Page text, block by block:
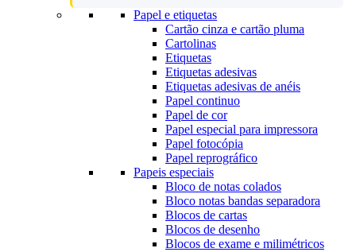
Papel e etiquetas
Cartão cinza e cartão pluma
Cartolinas
Etiquetas
Etiquetas adesivas
Etiquetas adesivas de anéis
Papel continuo
Papel de cor
Papel especial para impressora
Papel fotocópia
Papel reprográfico
Papeis especiais
Bloco de notas colados
Bloco notas bandas separadora
Blocos de cartas
Blocos de desenho
Blocos de exame e milimétricos